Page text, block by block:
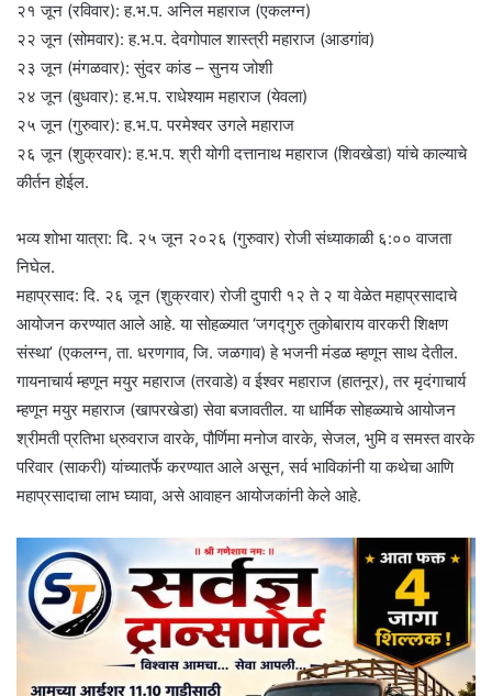
२१ जून (रविवार): ह.भ.प. अनिल महाराज (एकलग्न)
२२ जून (सोमवार): ह.भ.प. देवगोपाल शास्त्री महाराज (आडगांव)
२३ जून (मंगळवार): सुंदर कांड – सुनय जोशी
२४ जून (बुधवार): ह.भ.प. राधेश्याम महाराज (येवला)
२५ जून (गुरुवार): ह.भ.प. परमेश्वर उगले महाराज
२६ जून (शुक्रवार): ह.भ.प. श्री योगी दत्तानाथ महाराज (शिवखेडा) यांचे काल्याचे
कीर्तन होईल.
भव्य शोभा यात्रा: दि. २५ जून २०२६ (गुरुवार) रोजी संध्याकाळी ६:०० वाजता
निघेल.
महाप्रसाद: दि. २६ जून (शुक्रवार) रोजी दुपारी १२ ते २ या वेळेत महाप्रसादाचे
आयोजन करण्यात आले आहे. या सोहळ्यात ‘जगद्गुरु तुकोबाराय वारकरी शिक्षण
संस्था’ (एकलग्न, ता. धरणगाव, जि. जळगाव) हे भजनी मंडळ म्हणून साथ देतील.
गायनाचार्य म्हणून मयुर महाराज (तरवाडे) व ईश्वर महाराज (हातनूर), तर मृदंगाचार्य
म्हणून मयुर महाराज (खापरखेडा) सेवा बजावतील. या धार्मिक सोहळ्याचे आयोजन
श्रीमती प्रतिभा ध्रुवराज वारके, पौर्णिमा मनोज वारके, सेजल, भुमि व समस्त वारके
परिवार (साकरी) यांच्यातर्फे करण्यात आले असून, सर्व भाविकांनी या कथेचा आणि
महाप्रसादाचा लाभ घ्यावा, असे आवाहन आयोजकांनी केले आहे.